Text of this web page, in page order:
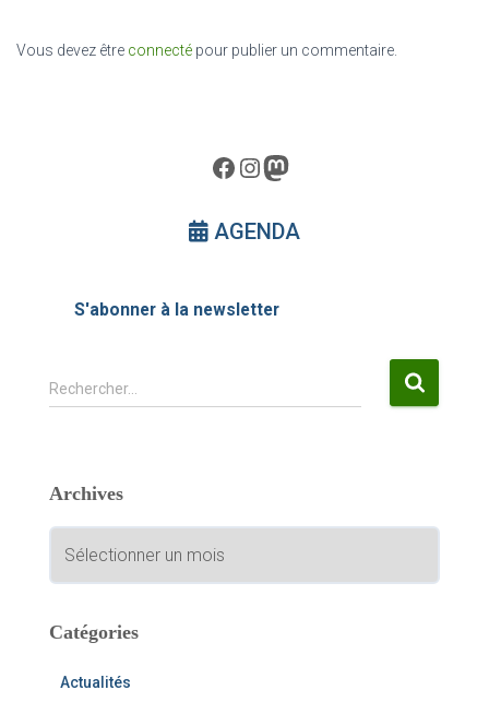
Vous devez être connecté pour publier un commentaire.
Facebook InstagramMastodon
AGENDA
S'abonner à la newsletter
R
e
r
r
:
Rechercher…
Archives
c
iCatégories
Actualités